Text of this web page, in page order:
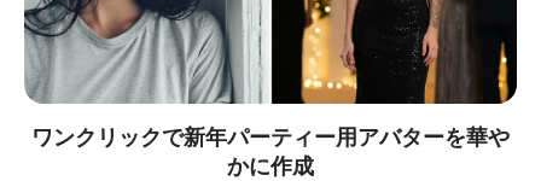
ワンクリックで新年パーティー用アバターを華や
かに作成